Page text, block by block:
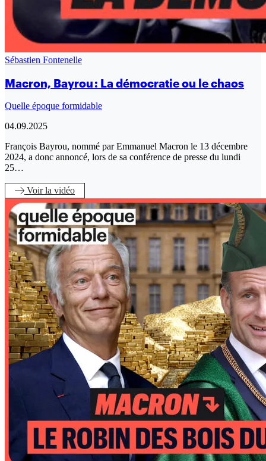
Sébastien Fontenelle
Macron, Bayrou : La démocratie ou le chaos
Quelle époque formidable
04.09.2025
François Bayrou, nommé par Emmanuel Macron le 13 décembre
2024, a donc annoncé, lors de sa conférence de presse du lundi
25…
Voirla vidéo